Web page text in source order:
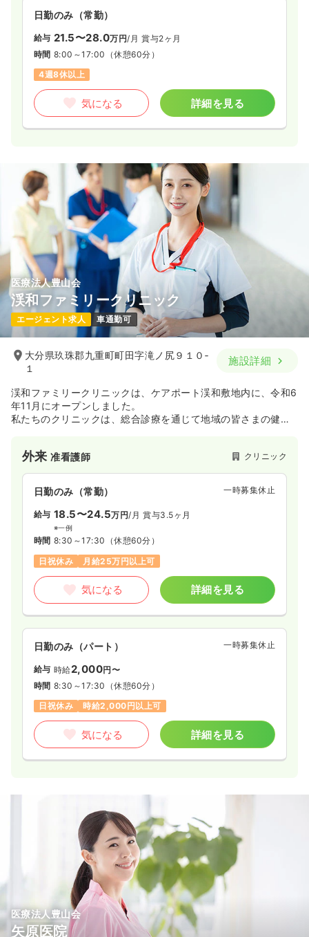
日勤のみ（常勤）
給与 21.5〜28.0万円/月 賞与2ヶ月
時間 8:00～17:00 （休憩60分）
4週8休以上
気になる 詳細を見る
医療法人豊山会
渓和ファミリークリニック
エージェント求人 車通勤可
大分県玖珠郡九重町町田字滝ノ尻９１０‐
１
施設詳細
渓和ファミリークリニックは、ケアポート渓和敷地内に、令和6
年11月にオープンしました。
私たちのクリニックは、総合診療を通じて地域の皆さまの健康
自宅での療養を希望される方や通院が難しい方にも安心して医
療を受けていただける環境を整えています。
この地域で暮らす皆さまの「かかりつけ医」として、どんなお
悩みでも気軽に相談できる存在でありたい。そんな思いを大切
にしながら、一人ひとりに寄り添った温かい医療を提供してま
いります。
外来准看護師 クリニック
日勤のみ（常勤） 一時募集休止
給与 18.5〜24.5万円/月 賞与3.5ヶ月
※一例
時間 8:30～17:30 （休憩60分）
日祝休み
月給25万円以上可
気になる 詳細を見る
日勤のみ（パート） 一時募集休止
給与 時給2,000円〜
時間 8:30～17:30 （休憩60分）
日祝休み
時給2,000円以上可
気になる 詳細を見る
医療法人豊山会
矢原医院